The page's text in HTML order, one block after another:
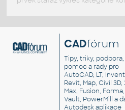
CADfórum
Tipy, triky, podpora,
pomoc a rady pro
AutoCAD, LT,
Revit, Map, Civil 3D,
Max, Fusion, Forma,
Vault, PowerMill a
Autodesk aplikace